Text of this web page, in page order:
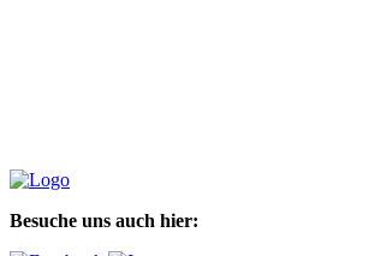
Besuche uns auch hier: